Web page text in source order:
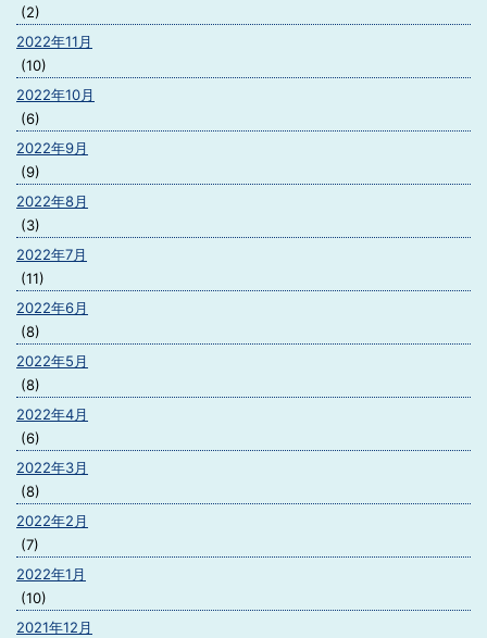
(2)
2022年11月
(10)
2022年10月
(6)
2022年9月
(9)
2022年8月
(3)
2022年7月
(11)
2022年6月
(8)
2022年5月
(8)
2022年4月
(6)
2022年3月
(8)
2022年2月
(7)
2022年1月
(10)
2021年12月